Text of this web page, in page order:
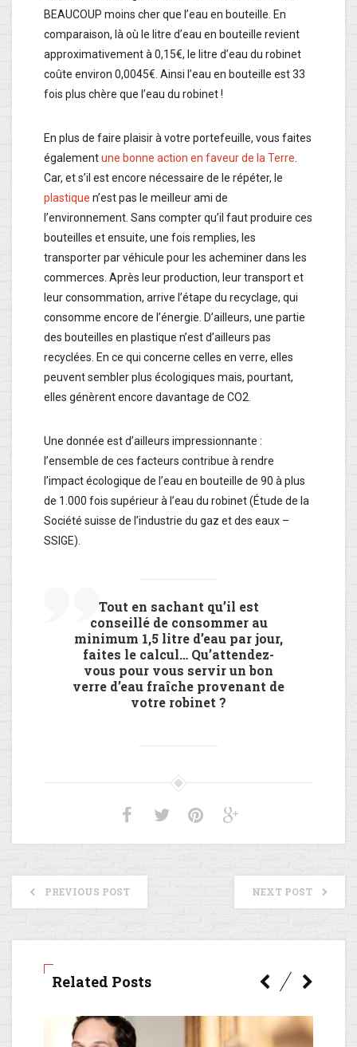
BEAUCOUP moins cher que l’eau en bouteille. En
comparaison, là où le litre d’eau en bouteille revient
approximativement à 0,15€, le litre d’eau du robinet
coûte environ 0,0045€. Ainsi l’eau en bouteille est 33
fois plus chère que l’eau du robinet !
En plus de faire plaisir à votre portefeuille, vous faites
égalementune bonne action en faveur de la Terre.
Car, et s’il est encore nécessaire de le répéter, le
plastique n’est pas le meilleur ami de
l’environnement. Sans compter qu’il faut produire ces
bouteilles et ensuite, une fois remplies, les
transporter par véhicule pour les acheminer dans les
commerces. Après leur production, leur transport et
leur consommation, arrive l’étape du recyclage, qui
consomme encore de l’énergie. D’ailleurs, une partie
des bouteilles en plastique n’est d’ailleurs pas
recyclées. En ce qui concerne celles en verre, elles
peuvent sembler plus écologiques mais, pourtant,
elles génèrent encore davantage de CO2.
Une donnée est d’ailleurs impressionnante :
l’ensemble de ces facteurs contribue à rendre
l’impact écologique de l’eau en bouteille de 90 à plus
de 1.000 fois supérieur à l’eau du robinet (Étude de la
Société suisse de l’industrie du gaz et des eaux –
SSIGE).
Tout en sachant qu’il est
conseillé de consommer au
minimum 1,5 litre d’eau par jour,
faites le calcul… Qu’attendez-
vous pour vous servir un bon
verre d’eau fraîche provenant de
votre robinet ?
PREVIOUS POST NEXT POST
Related Posts